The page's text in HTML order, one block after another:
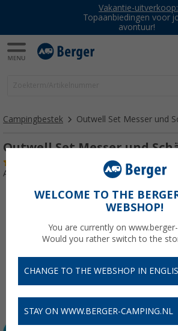
Vakantie-uitverkoop:
Topaanbiedingen voor
avontuur!
Campingbestek Outwell Set Messer und
Outwell Set Messer und
Artikelnr: 490090
WELCOME TO THE
WEBSHOP!
You are currently on
Would you rather switch to the
CHANGE TO THE WEBSHOP IN
STAY ON WWW.BERGER-CAMPING.NL